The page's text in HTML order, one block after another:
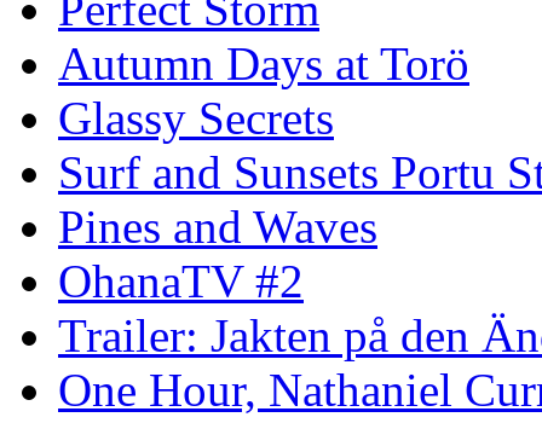
Autumn Days at Torö
Glassy Secrets
Surf and Sunsets Portu
Pines and Waves
OhanaTV #2
Trailer: Jakten på den
One Hour, Nathaniel